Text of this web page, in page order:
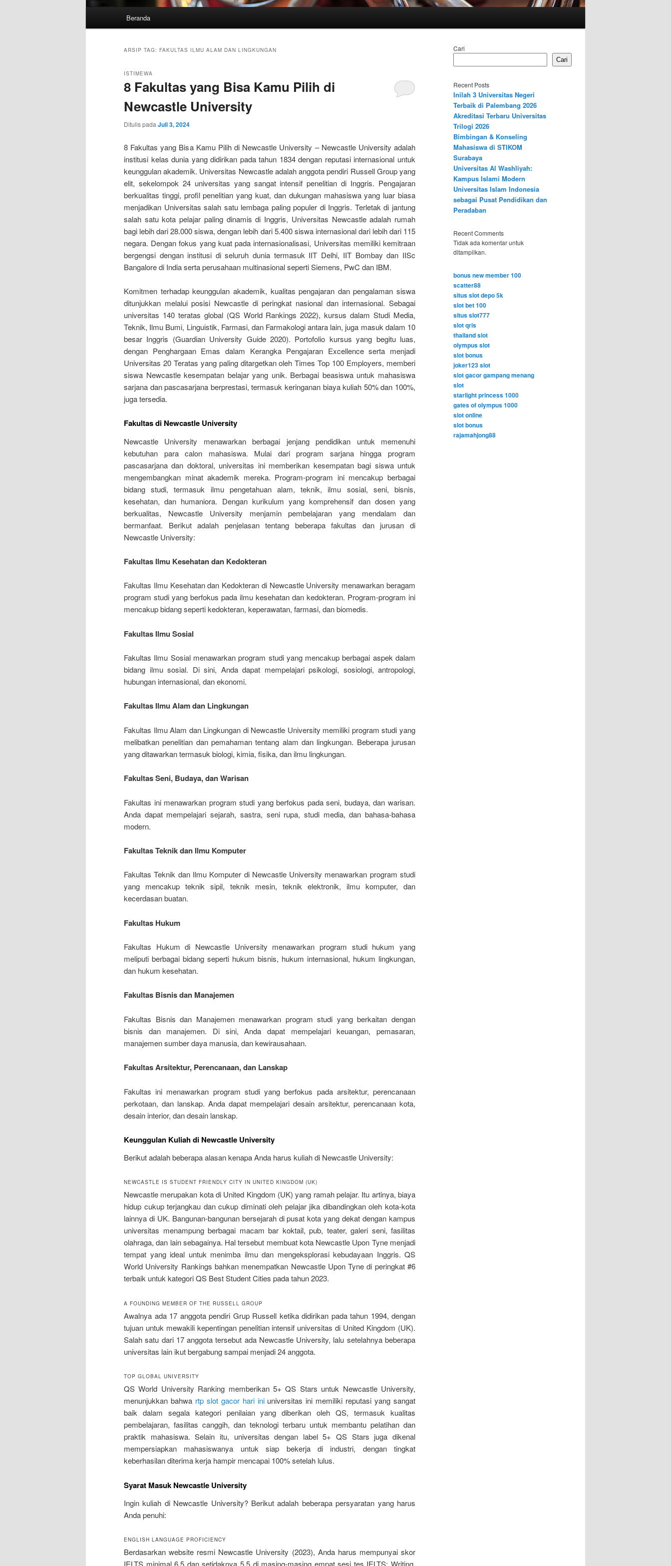
Beranda
ARSIP TAG: FAKULTAS ILMU ALAM DAN LINGKUNGAN
8 Fakultas yang Bisa Kamu Pilih di
Newcastle University
ISTIMEWA
Ditulis pada Juli 3, 2024
8 Fakultas yang Bisa Kamu Pilih di Newcastle University – Newcastle University adalah
institusi kelas dunia yang didirikan pada tahun 1834 dengan reputasi internasional untuk
keunggulan akademik. Universitas Newcastle adalah anggota pendiri Russell Group yang
elit, sekelompok 24 universitas yang sangat intensif penelitian di Inggris. Pengajaran
berkualitas tinggi, profil penelitian yang kuat, dan dukungan mahasiswa yang luar biasa
menjadikan Universitas salah satu lembaga paling populer di Inggris. Terletak di jantung
salah satu kota pelajar paling dinamis di Inggris, Universitas Newcastle adalah rumah
bagi lebih dari 28.000 siswa, dengan lebih dari 5.400 siswa internasional dari lebih dari 115
negara. Dengan fokus yang kuat pada internasionalisasi, Universitas memiliki kemitraan
bergengsi dengan institusi di seluruh dunia termasuk IIT Delhi, IIT Bombay dan IISc
Bangalore di India serta perusahaan multinasional seperti Siemens, PwC dan IBM.
Komitmen terhadap keunggulan akademik, kualitas pengajaran dan pengalaman siswa
ditunjukkan melalui posisi Newcastle di peringkat nasional dan internasional. Sebagai
universitas 140 teratas global (QS World Rankings 2022), kursus dalam Studi Media,
Teknik, Ilmu Bumi, Linguistik, Farmasi, dan Farmakologi antara lain, juga masuk dalam 10
besar Inggris (Guardian University Guide 2020). Portofolio kursus yang begitu luas,
dengan Penghargaan Emas dalam Kerangka Pengajaran Excellence serta menjadi
Universitas 20 Teratas yang paling ditargetkan oleh Times Top 100 Employers, memberi
siswa Newcastle kesempatan belajar yang unik. Berbagai beasiswa untuk mahasiswa
sarjana dan pascasarjana berprestasi, termasuk keringanan biaya kuliah 50% dan 100%,
juga tersedia.
Fakultas di Newcastle University
Newcastle University menawarkan berbagai jenjang pendidikan untuk memenuhi
kebutuhan para calon mahasiswa. Mulai dari program sarjana hingga program
pascasarjana dan doktoral, universitas ini memberikan kesempatan bagi siswa untuk
mengembangkan minat akademik mereka. Program-program ini mencakup berbagai
bidang studi, termasuk ilmu pengetahuan alam, teknik, ilmu sosial, seni, bisnis,
kesehatan, dan humaniora. Dengan kurikulum yang komprehensif dan dosen yang
berkualitas, Newcastle University menjamin pembelajaran yang mendalam dan
bermanfaat. Berikut adalah penjelasan tentang beberapa fakultas dan jurusan di
Newcastle University:
Fakultas Ilmu Kesehatan dan Kedokteran
Fakultas Ilmu Kesehatan dan Kedokteran di Newcastle University menawarkan beragam
program studi yang berfokus pada ilmu kesehatan dan kedokteran. Program-program ini
mencakup bidang seperti kedokteran, keperawatan, farmasi, dan biomedis.
Fakultas Ilmu Sosial
Fakultas Ilmu Sosial menawarkan program studi yang mencakup berbagai aspek dalam
bidang ilmu sosial. Di sini, Anda dapat mempelajari psikologi, sosiologi, antropologi,
hubungan internasional, dan ekonomi.
Fakultas Ilmu Alam dan Lingkungan
Fakultas Ilmu Alam dan Lingkungan di Newcastle University memiliki program studi yang
melibatkan penelitian dan pemahaman tentang alam dan lingkungan. Beberapa jurusan
yang ditawarkan termasuk biologi, kimia, fisika, dan ilmu lingkungan.
Fakultas Seni, Budaya, dan Warisan
Fakultas ini menawarkan program studi yang berfokus pada seni, budaya, dan warisan.
Anda dapat mempelajari sejarah, sastra, seni rupa, studi media, dan bahasa-bahasa
modern.
Fakultas Teknik dan Ilmu Komputer
Fakultas Teknik dan Ilmu Komputer di Newcastle University menawarkan program studi
yang mencakup teknik sipil, teknik mesin, teknik elektronik, ilmu komputer, dan
kecerdasan buatan.
Fakultas Hukum
Fakultas Hukum di Newcastle University menawarkan program studi hukum yang
meliputi berbagai bidang seperti hukum bisnis, hukum internasional, hukum lingkungan,
dan hukum kesehatan.
Fakultas Bisnis dan Manajemen
Fakultas Bisnis dan Manajemen menawarkan program studi yang berkaitan dengan
bisnis dan manajemen. Di sini, Anda dapat mempelajari keuangan, pemasaran,
manajemen sumber daya manusia, dan kewirausahaan.
Fakultas Arsitektur, Perencanaan, dan Lanskap
Fakultas ini menawarkan program studi yang berfokus pada arsitektur, perencanaan
perkotaan, dan lanskap. Anda dapat mempelajari desain arsitektur, perencanaan kota,
desain interior, dan desain lanskap.
Keunggulan Kuliah di Newcastle University
Berikut adalah beberapa alasan kenapa Anda harus kuliah di Newcastle University:
NEWCASTLE IS STUDENT FRIENDLY CITY IN UNITED KINGDOM (UK)
Newcastle merupakan kota di United Kingdom (UK) yang ramah pelajar. Itu artinya, biaya
hidup cukup terjangkau dan cukup diminati oleh pelajar jika dibandingkan oleh kota-kota
lainnya di UK. Bangunan-bangunan bersejarah di pusat kota yang dekat dengan kampus
universitas menampung berbagai macam bar koktail, pub, teater, galeri seni, fasilitas
olahraga, dan lain sebagainya. Hal tersebut membuat kota Newcastle Upon Tyne menjadi
tempat yang ideal untuk menimba ilmu dan mengeksplorasi kebudayaan Inggris. QS
World University Rankings bahkan menempatkan Newcastle Upon Tyne di peringkat #6
terbaik untuk kategori QS Best Student Cities pada tahun 2023.
A FOUNDING MEMBER OF THE RUSSELL GROUP
Awalnya ada 17 anggota pendiri Grup Russell ketika didirikan pada tahun 1994, dengan
tujuan untuk mewakili kepentingan penelitian intensif universitas di United Kingdom (UK).
Salah satu dari 17 anggota tersebut ada Newcastle University, lalu setelahnya beberapa
universitas lain ikut bergabung sampai menjadi 24 anggota.
TOP GLOBAL UNIVERSITY
QS World University Ranking memberikan 5+ QS Stars untuk Newcastle University,
menunjukkan bahwa rtp slot gacor hari iniuniversitas ini memiliki reputasi yang sangat
baik dalam segala kategori penilaian yang diberikan oleh QS, termasuk kualitas
pembelajaran, fasilitas canggih, dan teknologi terbaru untuk membantu pelatihan dan
praktik mahasiswa. Selain itu, universitas dengan label 5+ QS Stars juga dikenal
mempersiapkan mahasiswanya untuk siap bekerja di industri, dengan tingkat
keberhasilan diterima kerja hampir mencapai 100% setelah lulus.
Syarat Masuk Newcastle University
Ingin kuliah di Newcastle University? Berikut adalah beberapa persyaratan yang harus
Anda penuhi:
ENGLISH LANGUAGE PROFICIENCY
Berdasarkan website resmi Newcastle University (2023), Anda harus mempunyai skor
IELTS minimal 6.5 dan setidaknya 5.5 di masing-masing empat sesi tes IELTS: Writing,
Cari
Cari
Recent Posts
Inilah 3 Universitas Negeri
Terbaik di Palembang 2026
Akreditasi Terbaru Universitas
Trilogi 2026
Bimbingan & Konseling
Mahasiswa di STIKOM
Surabaya
Universitas Al Washliyah:
Kampus Islami Modern
Universitas Islam Indonesia
sebagai Pusat Pendidikan dan
Peradaban
Recent Comments
Tidak ada komentar untuk
ditampilkan.
bonus new member 100
scatter88
situs slot depo 5k
slot bet 100
situs slot777
slot qris
thailand slot
olympus slot
slot bonus
joker123 slot
slot gacor gampang menang
slot
starlight princess 1000
gates of olympus 1000
slot online
slot bonus
rajamahjong88